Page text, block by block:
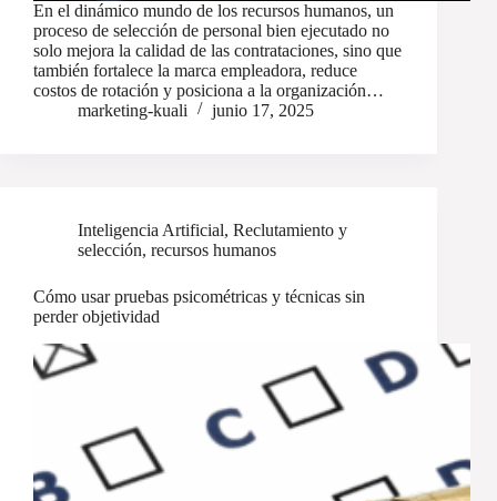
En el dinámico mundo de los recursos humanos, un
proceso de selección de personal bien ejecutado no
solo mejora la calidad de las contrataciones, sino que
también fortalece la marca empleadora, reduce
costos de rotación y posiciona a la organización…
marketing-kuali
junio 17, 2025
Inteligencia Artificial, Reclutamiento y
selección, recursos humanos
Cómo usar pruebas psicométricas y técnicas sin
perder objetividad